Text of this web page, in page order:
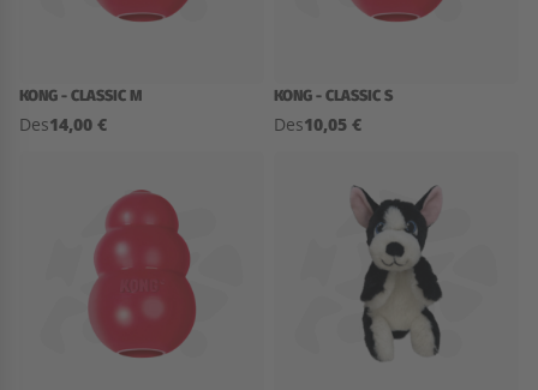
KONG - CLASSIC M
Des14,00 €
KONG - CLASSIC S
Des10,05 €